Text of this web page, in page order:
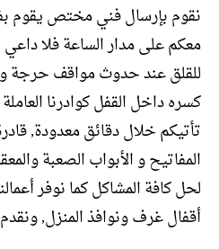
نقوم بإرسال فني مختص يقوم
معكم على مدار الساعة فلا داعي
للقلق عند حدوث مواقف حرجة
كسره داخل القفل كوادرنا العاملة
تأتيكم خلال دقائق معدودة,
المفاتيح و الأبواب الصعبة
لحل كافة المشاكل كما نوفر
أقفال غرف ونوافذ المنزل,